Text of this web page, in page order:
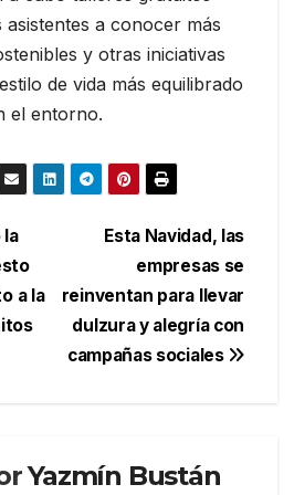
a conocer más
y otras iniciativas
de vida más equilibrado
el entorno.
Esta Navidad, las
empresas se
reinventan para llevar
dulzura y alegría con
campañas sociales
la
a la
Yazmín Bustán